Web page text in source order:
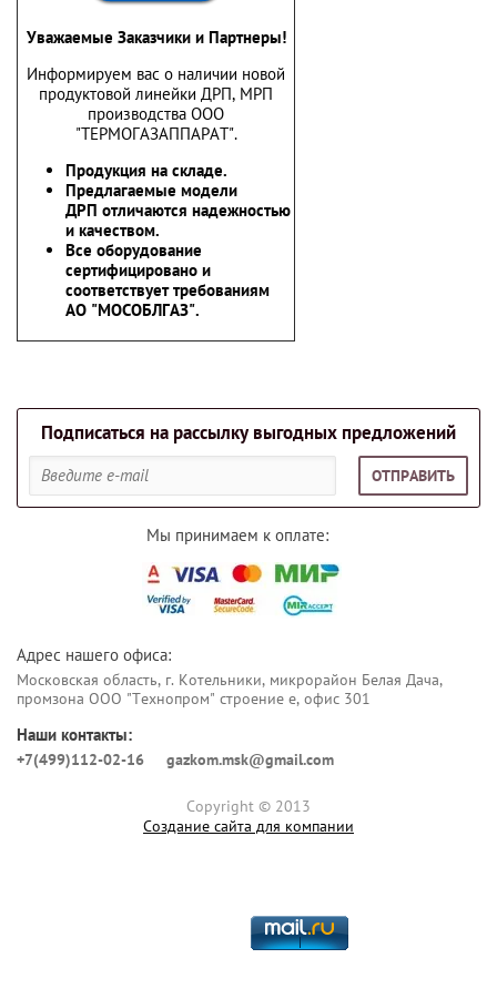
Уважаемые Заказчики и Партнеры!
Информируем вас о наличии новой
продуктовой линейки ДРП, МРП
производства ООО
"ТЕРМОГАЗАППАРАТ".
Продукция на складе.
Предлагаемые модели
ДРП отличаются надежностью
и качеством.
Все оборудование
сертифицировано и
соответствует требованиям
АО "МОСОБЛГАЗ".
Подписаться на рассылку выгодных предложений
ОТПРАВИТЬ
Мы принимаем к оплате:
Адрес нашего офиса:
Московская область, г. Котельники, микрорайон Белая Дача,
промзона ООО "Технопром" строение е, офис 301
Наши контакты:
+7(499)112-02-16 gazkom.msk@gmail.com
Copyright © 2013
Создание сайта для компании